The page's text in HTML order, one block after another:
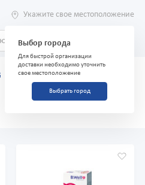
Укажите свое местоположение
Выбор города
Для быстрой организации
доставки необходимо уточнить
свое местоположение
Выбрать город